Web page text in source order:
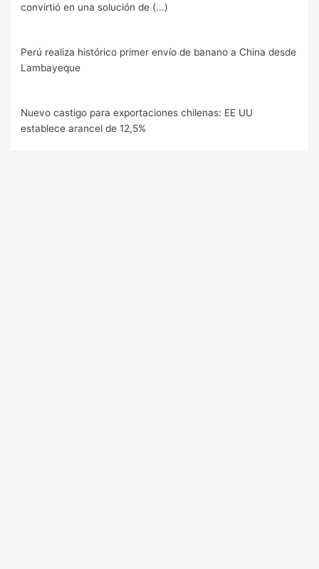
convirtió en una solución de (...)
Perú realiza histórico primer envío de banano a China desde
Lambayeque
Nuevo castigo para exportaciones chilenas: EE UU
establece arancel de 12,5%